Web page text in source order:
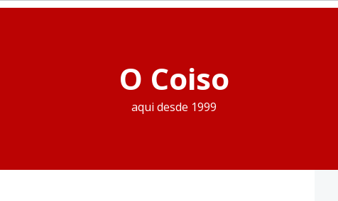
O Coiso
aqui desde 1999